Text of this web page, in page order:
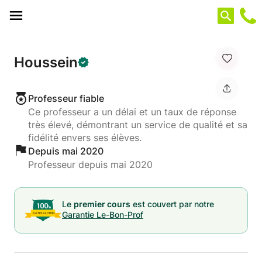
Houssein
Professeur fiable
Ce professeur a un délai et un taux de réponse
très élevé, démontrant un service de qualité et sa
fidélité envers ses élèves.
Depuis mai 2020
Professeur depuis mai 2020
Le premier cours est couvert par notre
Garantie Le-Bon-Prof